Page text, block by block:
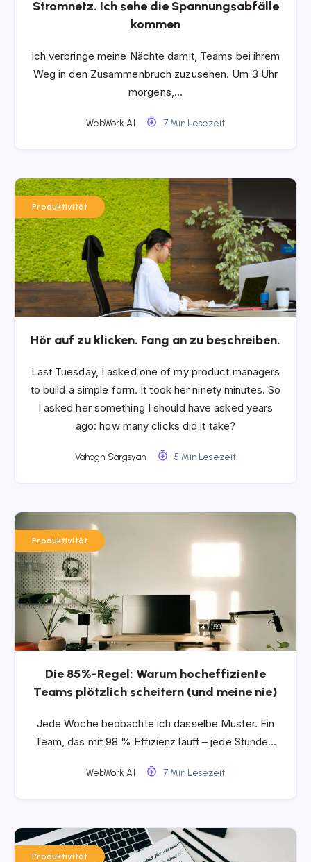
Stromnetz. Ich sehe die Spannungsabfälle
kommen
Ich verbringe meine Nächte damit, Teams bei ihrem
Weg in den Zusammenbruch zuzusehen. Um 3 Uhr
morgens,…
WebWork AI 7 Min Lesezeit
Produktivität
Hör auf zu klicken. Fang an zu beschreiben.
Last Tuesday, I asked one of my product managers
to build a simple form. It took her ninety minutes. So
I asked her something I should have asked years
ago: how many clicks did it take?
Vahagn Sargsyan 5 Min Lesezeit
Produktivität
Die 85%-Regel: Warum hocheffiziente
Teams plötzlich scheitern (und meine nie)
Jede Woche beobachte ich dasselbe Muster. Ein
Team, das mit 98 % Effizienz läuft – jede Stunde…
WebWork AI 7 Min Lesezeit
Produktivität